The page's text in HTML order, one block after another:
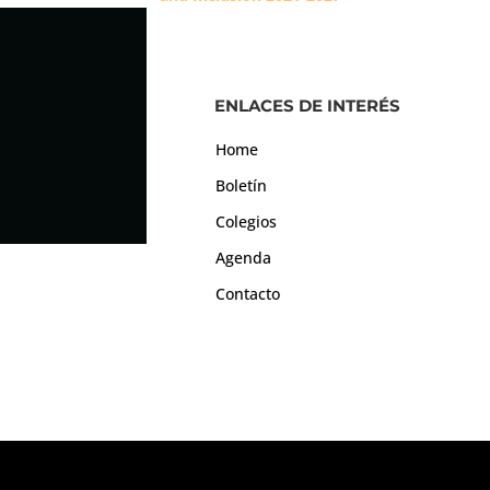
ENLACES DE INTERÉS
Home
Boletín
Colegios
Agenda
Contacto